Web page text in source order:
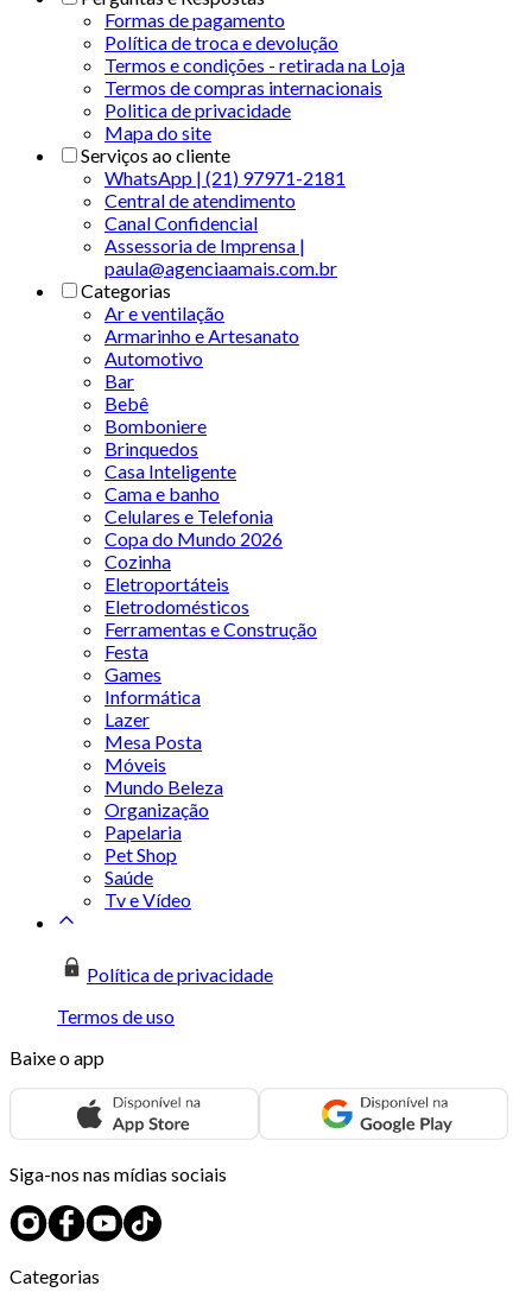
Formas de pagamento
Política de troca e devolução
Termos e condições - retirada na Loja
Termos de compras internacionais
Politica de privacidade
Mapa do site
Serviços ao cliente
WhatsApp | (21) 97971-2181
Central de atendimento
Canal Confidencial
Assessoria de Imprensa |
paula@agenciaamais.com.br
Categorias
Ar e ventilação
Armarinho e Artesanato
Automotivo
Bar
Bebê
Bomboniere
Brinquedos
Casa Inteligente
Cama e banho
Celulares e Telefonia
Copa do Mundo 2026
Cozinha
Eletroportáteis
Eletrodomésticos
Ferramentas e Construção
Festa
Games
Informática
Lazer
Mesa Posta
Móveis
Mundo Beleza
Organização
Papelaria
Pet Shop
Saúde
Tv e Vídeo
Política de privacidade
Termos de uso
Baixe o app
Siga-nos nas mídias sociais
Categorias